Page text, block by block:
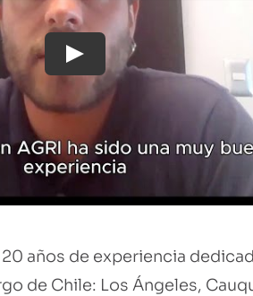
Play
años de experiencia
de Chile: Los Ángeles,